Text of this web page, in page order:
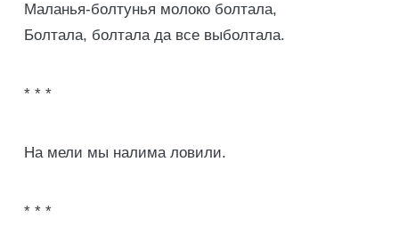
Маланья-болтунья молоко болтала,
Болтала, болтала да все выболтала.
* * *
На мели мы налима ловили.
* * *